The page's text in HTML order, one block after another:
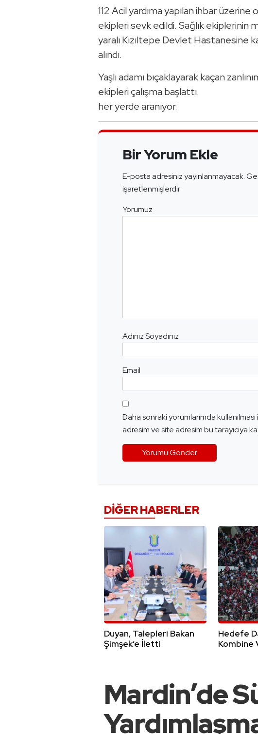
112 Acil yardıma yapılan ihbar üzerine
ekipleri sevk edildi. Sağlık ekiplerinin
yaralı Kızıltepe Devlet Hastanesine
alındı.
Yaşlı adamı bıçaklayarak kaçan
ekipleri çalışma başlattı.
her yerde aranıyor.
Bir Yorum Ekle
E-posta adresiniz yayınlanmayacak.
işaretlenmişlerdir
Yorumuz
Adınız Soyadınız
Email
Daha sonraki yorumlarımda
adresim ve site adresim bu tarayıcıya
DIĞER HABERLER
Duyan, Talepleri Bakan
Şimşek’e İletti
Hedefe
Kombine
Mardin’de